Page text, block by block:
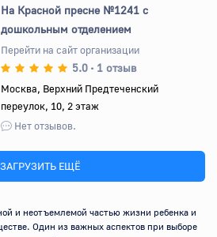
На Красной пресне №1241 с
дошкольным отделением
Перейти на сайт организации
5.0 • 1 отзыв
Москва, Верхний Предтеченский
переулок, 10, 2 этаж
Нет отзывов.
ЗАГРУЗИТЬ ЕЩЁ
и неотъемлемой частью жизни ребенка и
Один из важных аспектов при выборе